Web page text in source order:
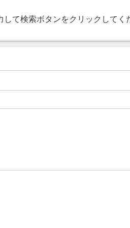
して検索ボタンをクリックしてく